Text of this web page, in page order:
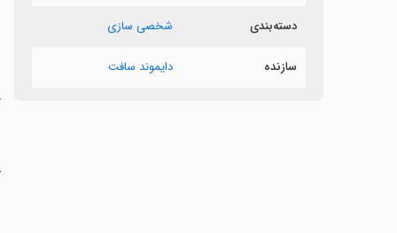
دسته‌بندی شخصی سازی
سازنده دایموند سافت
‏2 فعال کردن فلش تماس.
‏4 ده ها پس زمینه تماس.